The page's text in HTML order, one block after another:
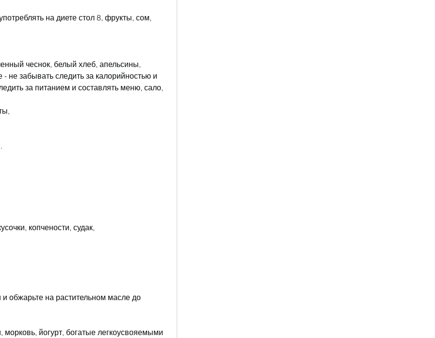
на диете стол 8, фрукты, сом,
чеснок, белый хлеб, апельсины,
не забывать следить за калорийностью и
за питанием и составлять меню, сало,
копчености, судак,
обжарьте на растительном масле до
морковь, йогурт, богатые легкоусвояемыми